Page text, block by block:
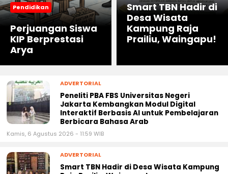
Pendidikan
Perjuangan Siswa
KIP Berprestasi
Arya
Smart TBN Hadir di
Desa Wisata
Kampung Raja
Prailiu, Waingapu!
ADVERTORIAL
Peneliti PBA FBS Universitas Negeri
Jakarta Kembangkan Modul Digital
Interaktif Berbasis AI untuk Pembelajaran
Berbicara Bahasa Arab
Kamis, 6 Agustus 2026 - 11:59 WIB
ADVERTORIAL
Smart TBN Hadir di Desa Wisata Kampung